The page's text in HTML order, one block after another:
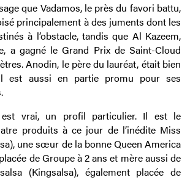
que Vadamos, le près du favori battu,
principalement à des juments dont les
à l’obstacle, tandis que Al Kazeem,
a gagné le Grand Prix de Saint-Cloud
Anodin, le père du lauréat, était bien
est aussi en partie promu pour ses
vrai, un profil particulier. Il est le
produits à ce jour de l’inédite Miss
une sœur de la bonne Queen America
de Groupe à 2 ans et mère aussi de
(Kingsalsa), également placée de